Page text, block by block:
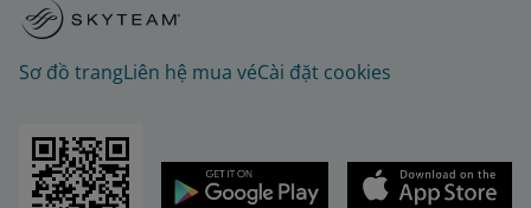
Sơ đồ trangLiên hệ mua véCài đặt cookies